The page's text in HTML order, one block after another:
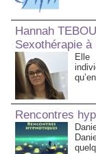
Hannah
Sexothérapie à
Rencontres